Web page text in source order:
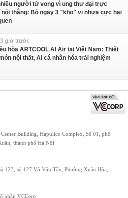
người tử vong vì ung thư đại trực
nói thẳng: Bỏ ngay 3 "kho" vi nhựa cực hại
giờ trước
hòa ARTCOOL AI Air tại Việt Nam: Thiết
nội thất, AI cá nhân hóa trải nghiệm
Building, Hapulico Complex, Số 01, phố
thành phố Hà Nội
123, số 127 Võ Văn Tần, Phường Xuân Hòa,
phần VCCorp